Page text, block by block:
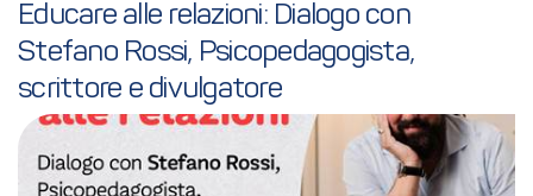
Educare alle relazioni: Dialogo con
Stefano Rossi, Psicopedagogista,
scrittore e divulgatore